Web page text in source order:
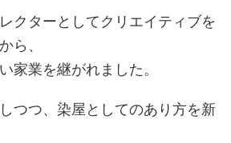
クターとしてクリエイティブを
ら、
家業を継がれました。
つつ、染屋としてのあり方を新